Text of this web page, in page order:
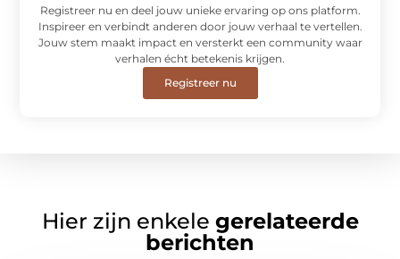
Registreer nu en deel jouw unieke ervaring op ons platform.
Inspireer en verbindt anderen door jouw verhaal te vertellen.
Jouw stem maakt impact en versterkt een community waar
verhalen écht betekenis krijgen.
Registreer nu
Hier zijn enkele gerelateerde
berichten